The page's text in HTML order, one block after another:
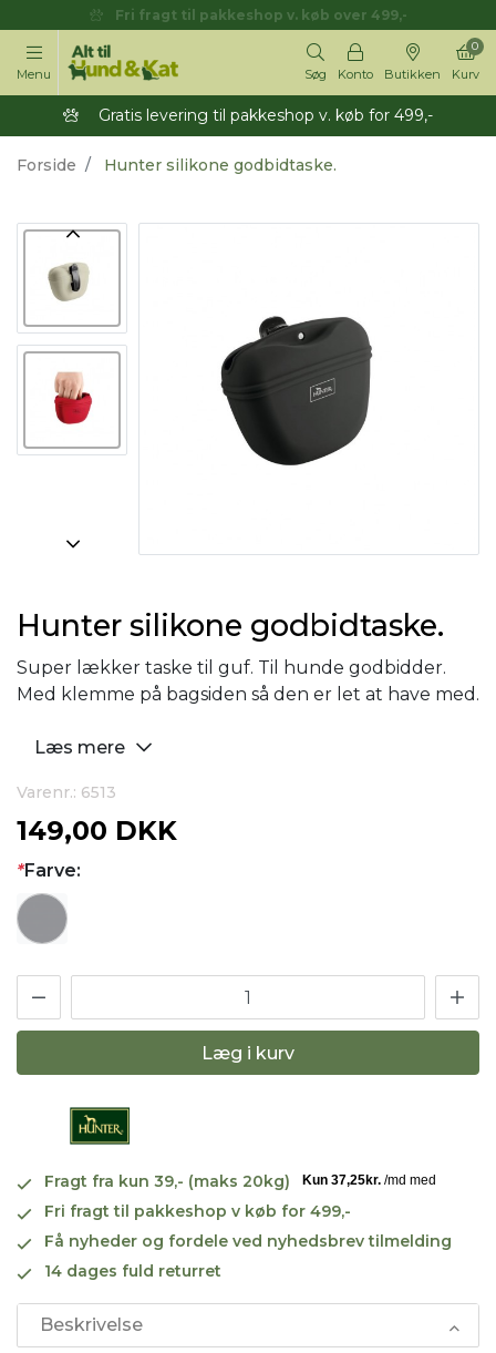
Fri fragt til pakkeshop v. køb over 499,-
Menu Søg Konto Butikken Kurv
0
Gratis levering til pakkeshop v. køb for 499,-
Forside Hunter silikone godbidtaske.
Hunter silikone godbidtaske.
Super lækker taske til guf. Til hunde godbidder.
Med klemme på bagsiden så den er let at have med.
Læs mere
Varenr.: 6513
149,00 DKK
*Farve:
Læg i kurv
Fragt fra kun 39,- (maks 20kg)
Fri fragt til pakkeshop v køb for 499,-
Få nyheder og fordele ved nyhedsbrev tilmelding
14 dages fuld returret
Beskrivelse